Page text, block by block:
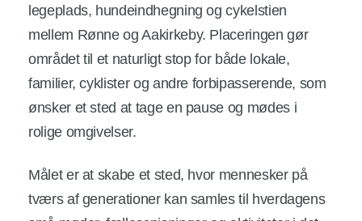
legeplads, hundeindhegning og cykelstien
mellem Rønne og Aakirkeby. Placeringen gør
området til et naturligt stop for både lokale,
familier, cyklister og andre forbipasserende, som
ønsker et sted at tage en pause og mødes i
rolige omgivelser.
Målet er at skabe et sted, hvor mennesker på
tværs af generationer kan samles til hverdagens